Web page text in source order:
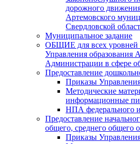
дорожного
Артемовского
Свердловской
Муниципальное задание
ОБЩИЕ для всех уровней
Управления образования
Администрации в сфере
Предоставление
Приказы
Методические
информационные
НПА федерального
Предоставление
общего, среднего общего
Приказы